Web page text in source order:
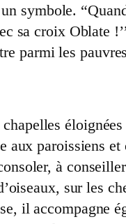
symbole.
sa croix Oblate
parmi les
paroissiens
à
sur les
il accompagne